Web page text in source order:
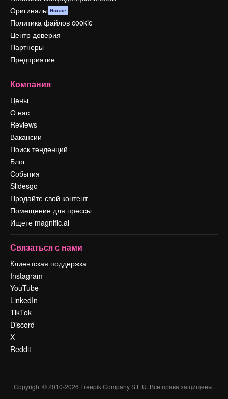
Оригиналы Новое
Политика файлов cookie
Центр доверия
Партнеры
Предприятие
Компания
Цены
О нас
Reviews
Вакансии
Поиск тенденций
Блог
События
Slidesgo
Продайте свой контент
Помещение для прессы
Ищете magnific.ai
Связаться с нами
Клиентская поддержка
Instagram
YouTube
LinkedIn
TikTok
Discord
X
Reddit
Copyright © 2010-2026 Freepik Company S.L.U. Все права защищены.